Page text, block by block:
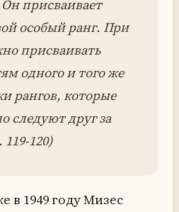
присваивает
особый ранг. При
присваивать
одного и того же
рангов, которые
следуют друг за
120)
в 1949 году Мизес